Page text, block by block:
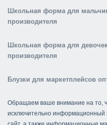
Школьная форма для
производителя
Школьная форма для
производителя
Блузки для маркетплейсов
Обращаем ваше внимание на то,
исключительно информационный